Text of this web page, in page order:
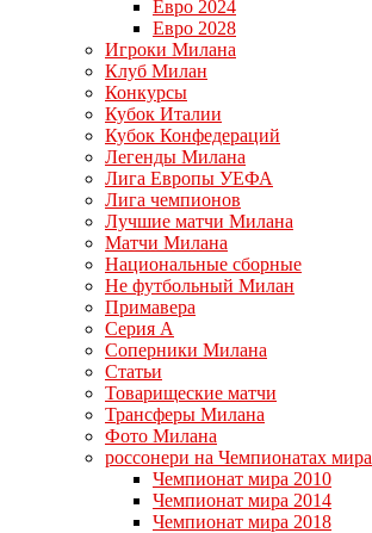
Евро 2024
Евро 2028
Игроки Милана
Клуб Милан
Конкурсы
Кубок Италии
Кубок Конфедераций
Легенды Милана
Лига Европы УЕФА
Лига чемпионов
Лучшие матчи Милана
Матчи Милана
Национальные сборные
Не футбольный Милан
Примавера
Серия А
Соперники Милана
Статьи
Товарищеские матчи
Трансферы Милана
Фото Милана
россонери на Чемпионатах мира
Чемпионат мира 2010
Чемпионат мира 2014
Чемпионат мира 2018